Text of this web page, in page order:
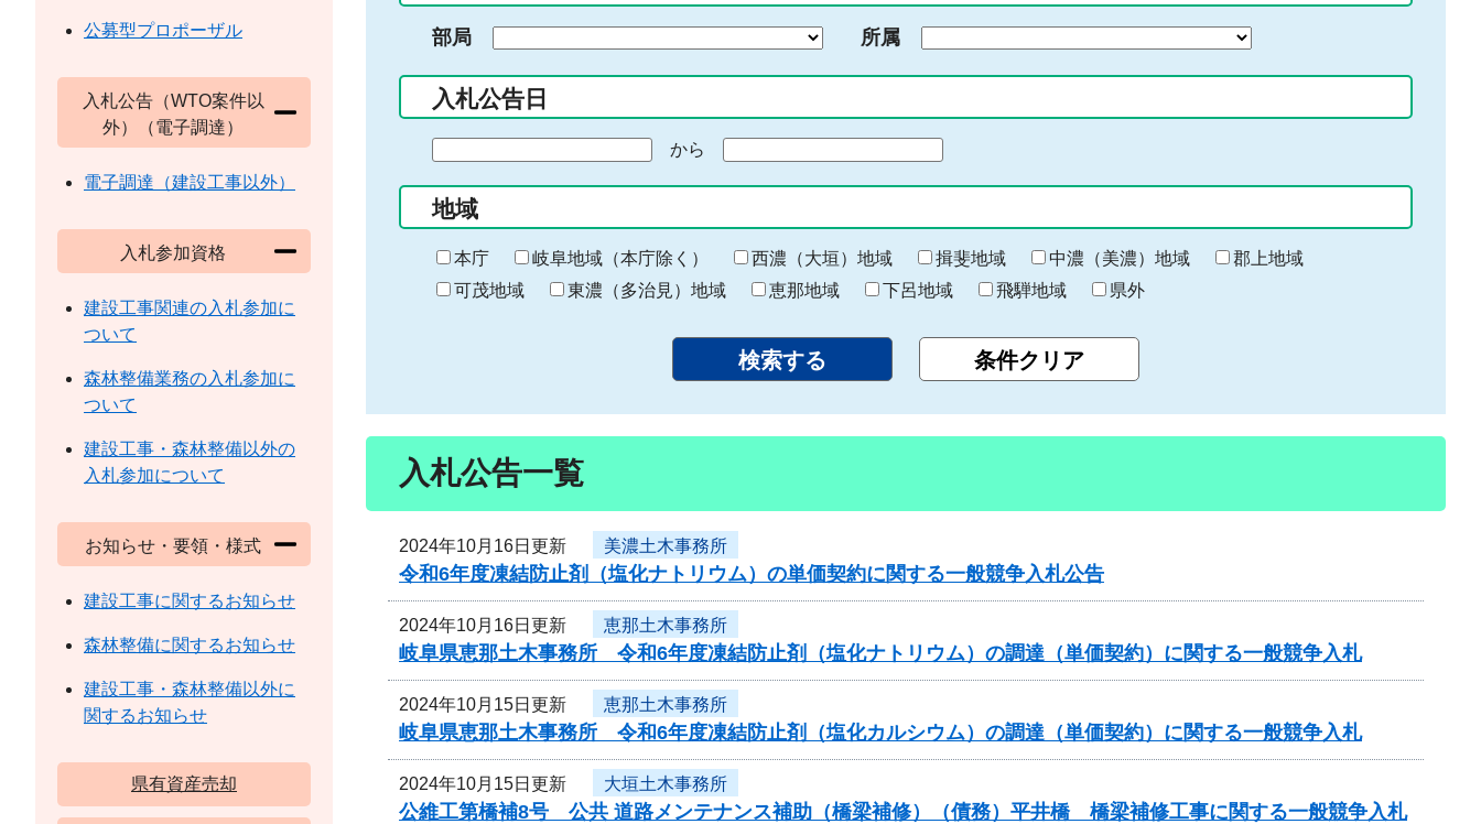
入
力
部局 所属
入札公告日
の
始
ま
り
から
終
わ
り
地域
本庁 岐阜地域（本庁除く） 西濃（大垣）地域 揖斐地域 中濃（美濃）地域
郡上地域
可茂地域
東濃（多治見）地域 恵那地域 下呂地域 飛騨地域 県外
入札公告一覧
2024年10月16日更新 美濃土木事務所
令和6年度凍結防止剤（塩化ナトリウム）の単価契約に関する一般競争入札公告
2024年10月16日更新 恵那土木事務所
岐阜県恵那土木事務所 令和6年度凍結防止剤（塩化ナトリウム）の調達（単価契約）に関する一般競争入札
2024年10月15日更新 恵那土木事務所
岐阜県恵那土木事務所 令和6年度凍結防止剤（塩化カルシウム）の調達（単価契約）に関する一般競争入札
2024年10月15日更新 大垣土木事務所
公維工第橋補8号 公共 道路メンテナンス補助（橋梁補修）（債務）平井橋 橋梁補修工事に関する一般競争入札
公募型プロポーザル
入札公告（WTO案件以
外）（電子調達）
電子調達（建設工事以外）
入札参加資格
建設工事関連の入札参加に
ついて
森林整備業務の入札参加に
ついて
建設工事・森林整備以外の
入札参加について
お知らせ・要領・様式
建設工事に関するお知らせ
森林整備に関するお知らせ
建設工事・森林整備以外に
関するお知らせ
県有資産売却